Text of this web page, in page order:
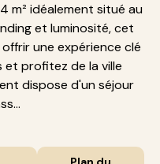
m² idéalement situé au
et luminosité, cet
une expérience clé
et profitez de la ville
dispose d'un séjour